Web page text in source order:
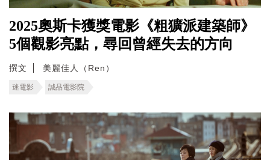
2025奧斯卡獲獎電影《粗獷派建築師》
5個觀影亮點，尋回曾經失去的方向
撰文 美麗佳人（Ren）
迷電影 誠品電影院